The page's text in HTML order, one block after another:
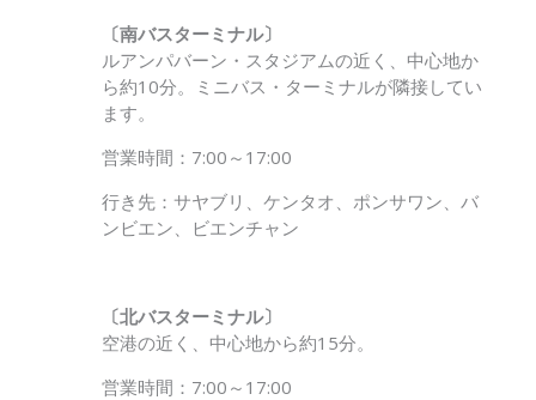
〔南バスターミナル〕
ルアンパバーン・スタジアムの近く、中心地か
ら約10分。ミニバス・ターミナルが隣接してい
ます。
営業時間：7:00～17:00
行き先：サヤブリ、ケンタオ、ポンサワン、バ
ンビエン、ビエンチャン
〔北バスターミナル〕
空港の近く、中心地から約15分。
営業時間：7:00～17:00